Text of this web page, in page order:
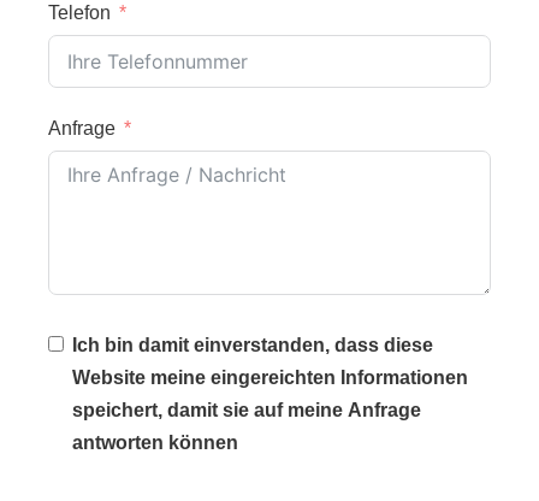
Telefon
Anfrage
Ich bin damit einverstanden, dass diese
Website meine eingereichten Informationen
speichert, damit sie auf meine Anfrage
antworten können